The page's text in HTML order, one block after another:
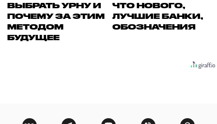
ВЫБРАТЬ УРНУ И
ПОЧЕМУ ЗА ЭТИМ
МЕТОДОМ
БУДУЩЕЕ
ЧТО НОВОГО,
ЛУЧШИЕ БАНКИ,
ОБОЗНАЧЕНИЯ